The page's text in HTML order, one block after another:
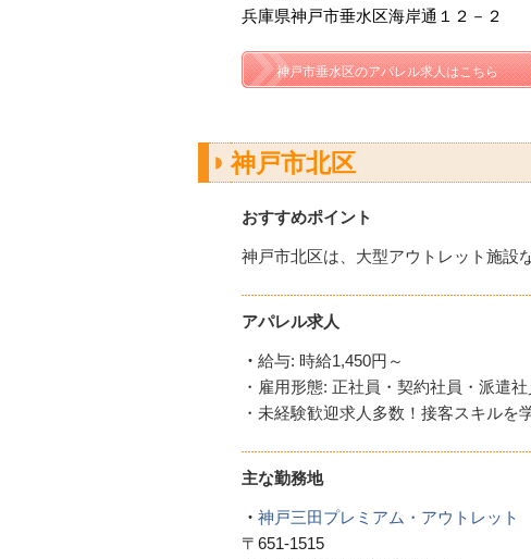
兵庫県神戸市垂水区海岸通１２－２
神戸市垂水区のアパレル求人はこちら
神戸市北区
おすすめポイント
神戸市北区は、大型アウトレット施設
アパレル求人
・ 給与: 時給1,450円～
・雇用形態: 正社員・契約社員・派遣社
・未経験歓迎求人多数！接客スキルを
主な勤務地
・ 神戸三田プレミアム・アウトレット
〒651-1515